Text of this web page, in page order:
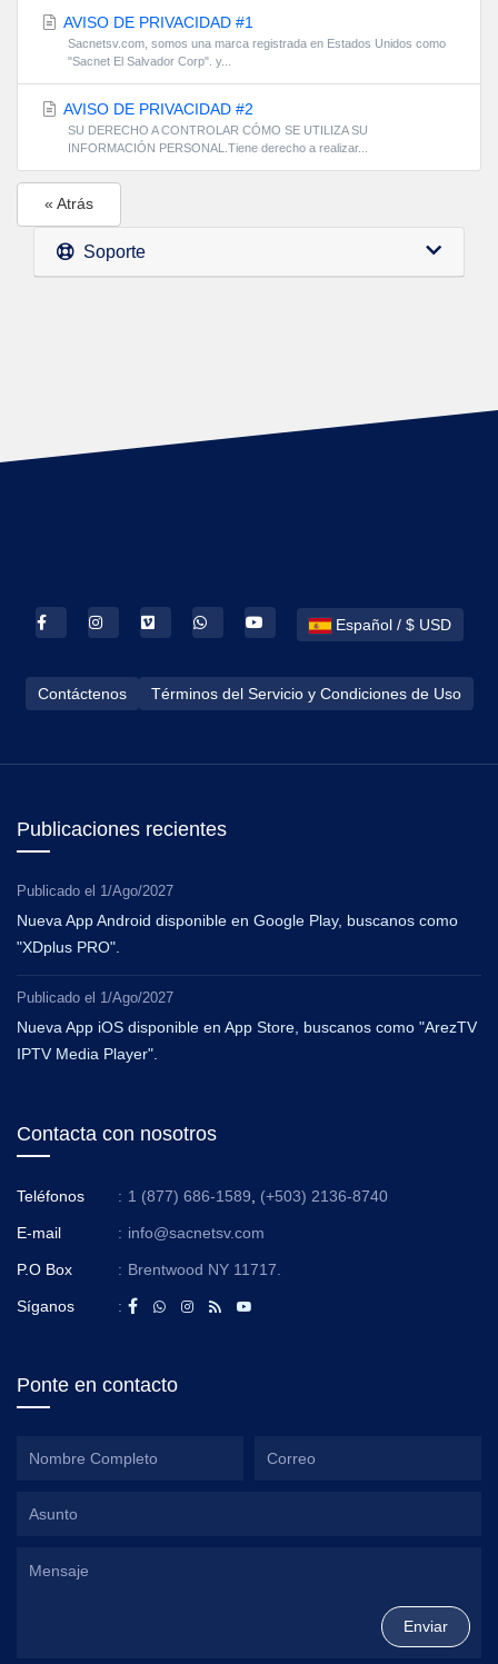
AVISO DE PRIVACIDAD #1
Sacnetsv.com, somos una marca registrada en Estados Unidos como
"Sacnet El Salvador Corp". y...
AVISO DE PRIVACIDAD #2
SU DERECHO A CONTROLAR CÓMO SE UTILIZA SU
INFORMACIÓN PERSONAL.Tiene derecho a realizar...
« Atrás
Soporte
Español / $ USD
Contáctenos Términos del Servicio y Condiciones de Uso
Publicaciones recientes
Publicado el 1/Ago/2027
Nueva App Android disponible en Google Play, buscanos como
"XDplus PRO".
Publicado el 1/Ago/2027
Nueva App iOS disponible en App Store, buscanos como "ArezTV
IPTV Media Player".
Contacta con nosotros
Teléfonos : 1 (877) 686-1589 (+503) 2136-8740
E-mail : info@sacnetsv.com
P.O Box : Brentwood NY 11717.
Síganos :
Ponte en contacto